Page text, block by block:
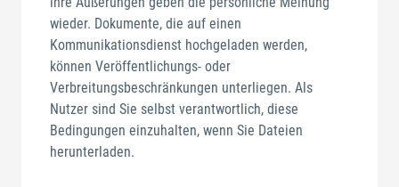
wieder. Dokumente, die auf einen
Kommunikationsdienst hochgeladen werden,
können Veröffentlichungs- oder
Verbreitungsbeschränkungen unterliegen. Als
Nutzer sind Sie selbst verantwortlich, diese
Bedingungen einzuhalten, wenn Sie Dateien
herunterladen.